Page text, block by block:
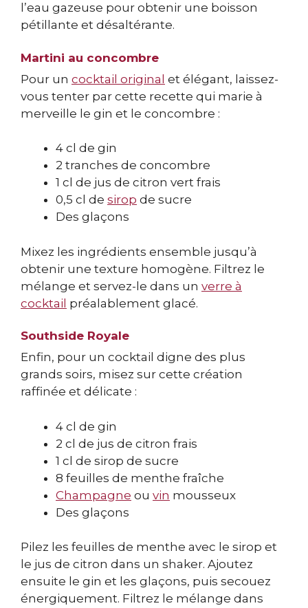
l’eau gazeuse pour obtenir une boisson
pétillante et désaltérante.
Martini au concombre
Pour un cocktail original et élégant, laissez-
vous tenter par cette recette qui marie à
merveille le gin et le concombre :
4 cl de gin
2 tranches de concombre
1 cl de jus de citron vert frais
0,5 cl de sirop de sucre
Des glaçons
Mixez les ingrédients ensemble jusqu’à
obtenir une texture homogène. Filtrez le
mélange et servez-le dans un verre à
cocktail préalablement glacé.
Southside Royale
Enfin, pour un cocktail digne des plus
grands soirs, misez sur cette création
raffinée et délicate :
4 cl de gin
2 cl de jus de citron frais
1 cl de sirop de sucre
8 feuilles de menthe fraîche
Champagne ou vin mousseux
Des glaçons
Pilez les feuilles de menthe avec le sirop et
le jus de citron dans un shaker. Ajoutez
ensuite le gin et les glaçons, puis secouez
énergiquement. Filtrez le mélange dans